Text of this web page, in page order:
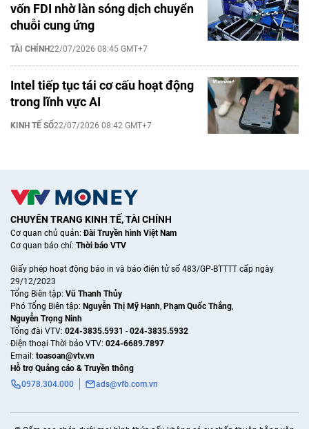
vốn FDI nhờ làn sóng dịch chuyển
chuỗi cung ứng
TÀI CHÍNH22/07/2026 08:45 GMT+7
Intel tiếp tục tái cơ cấu hoạt động
trong lĩnh vực AI
KINH TẾ SỐ22/07/2026 08:42 GMT+7
CHUYÊN TRANG KINH TẾ, TÀI CHÍNH
Cơ quan chủ quản:Đài Truyền hình Việt Nam
Cơ quan báo chí: Thời báo VTV
Giấy phép hoạt động báo in và báo điện tử số 483/GP-BTTTT cấp ngày
29/12/2023
Tổng Biên tập: Vũ Thanh Thủy
Phó Tổng Biên tập: Nguyễn Thị Mỹ Hạnh, Phạm Quốc Thắng,
Nguyễn Trọng Ninh
Tổng đài VTV: 024-3835.5931 - 024-3835.5932
Ðiện thoại Thời báo VTV: 024-6689.7897
Email: toasoan@vtv.vn
Hỗ trợ Quảng cáo & Truyền thông
0978.304.000
ads@vfb.com.vn